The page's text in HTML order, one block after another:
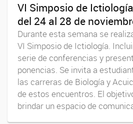
VI Simposio de
del 24 al 28 de
Durante esta semana se
VI Simposio de Ictiología.
serie de conferencias y
ponencias. Se invita a
las carreras de Biología y
de estos encuentros. El
brindar un espacio de